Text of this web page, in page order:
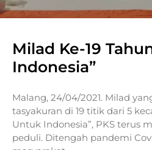
Milad Ke-19
Indonesia”
Malang, 24/04/2021. Milad
tasyakuran di 19 titik dari 5
Untuk Indonesia”, PKS terus
peduli. Ditengah pandemi